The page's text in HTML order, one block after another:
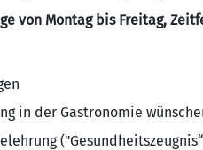
von Montag bis Freitag,
in der Gastronomie